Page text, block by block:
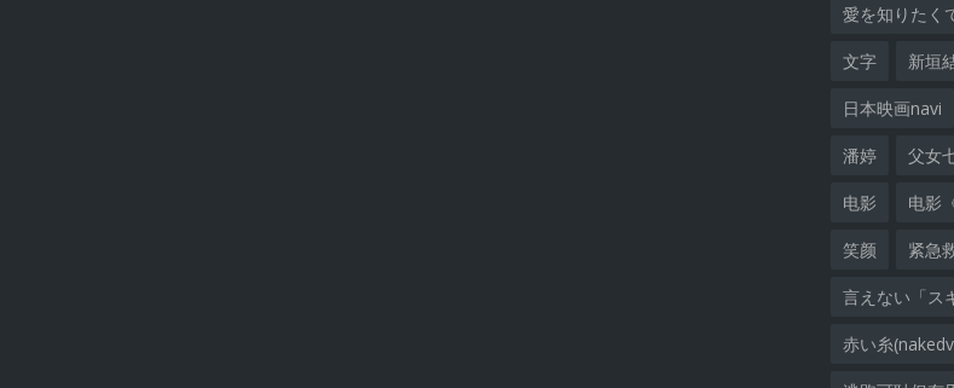
愛を知りたく
文字 新垣
日本映画navi
潘婷 父女
电影 电影
笑颜 紧急
言えない「ス
赤い糸